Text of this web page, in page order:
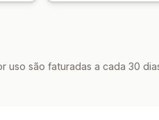
uso são faturadas a cada 30